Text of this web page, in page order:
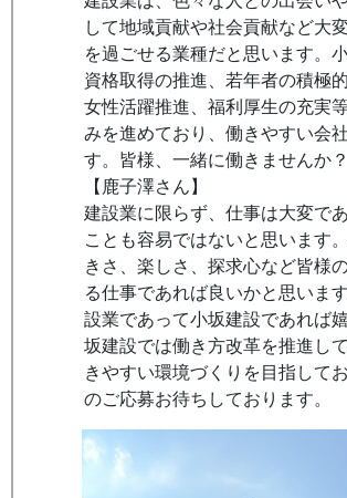
して地域貢献や社会貢献など大
を過ごせる業種だと思います。
資格取得の推進、若年者の積極
女性活躍推進、福利厚生の充実
みを進めており、働きやすい会
す。皆様、一緒に働きませんか？
【鹿子澤さん】
建設業に限らず、仕事は大変で
ことも容易ではないと思います
きさ、楽しさ、探求心など皆様
る仕事であれば良いかと思いま
設業であって小坂建設であれば
坂建設では働き方改革を推進し
きやすい環境づくりを目指して
のご応募お待ちしております。